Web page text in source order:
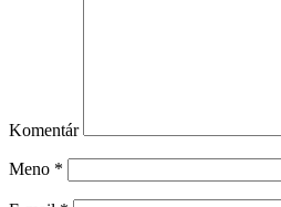
Komentár
Meno *